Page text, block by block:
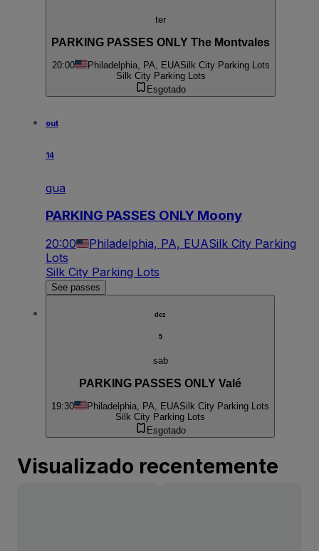
ter
PARKING PASSES ONLY The Montvales
20:00 Philadelphia, PA, EUASilk City Parking Lots
Silk City Parking Lots
Esgotado
out
14
qua
PARKING PASSES ONLY Moony
20:00 Philadelphia, PA, EUASilk City Parking
Lots
Silk City Parking Lots
See passes
dez
5
sab
PARKING PASSES ONLY Valé
19:30 Philadelphia, PA, EUASilk City Parking Lots
Silk City Parking Lots
Esgotado
Visualizado recentemente